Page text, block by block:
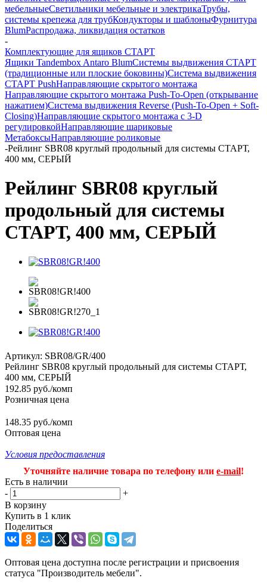
мебельныеСветильники мебельные и электрикаТрубы,
системы крепежа для трубКондукторы и шаблоныФурнитура
BlumРаспродажа, ликвидация остатков
-
Комплектующие для ящиков СТАРТ
Ящики Tandembox Antaro BlumСистемы выдвижения СТАРТ
(традиционные или плоские боковины)Система выдвижения
СТАРТ PushНаправляющие скрытого монтажа
Направляющие скрытого монтажа Push-To-Open (открывание
нажатием)Система выдвижения Reverse (Push-To-Open + Soft-
Closing)Направляющие скрытого монтажа с 3-D
регулировкойНаправляющие шариковые
МетабоксыНаправляющие роликовые
-Рейлинг SBR08 круглый продольный для системы СТАРТ,
400 мм, СЕРЫЙ
Рейлинг SBR08 круглый
продольный для системы
СТАРТ, 400 мм, СЕРЫЙ
Артикул: SBR08/GR/400
Рейлинг SBR08 круглый продольный для системы СТАРТ,
400 мм, СЕРЫЙ
192.85 руб./комп
Розничная цена
148.35 руб./комп
Оптовая цена
Условия предоставления
Уточняйте наличие товара по телефону или e-mail!
Есть в наличии
-
+
В корзину
Купить в 1 клик
Поделиться
Оптовая цена доступна после регистрации и присвоения
статуса "Производитель мебели".